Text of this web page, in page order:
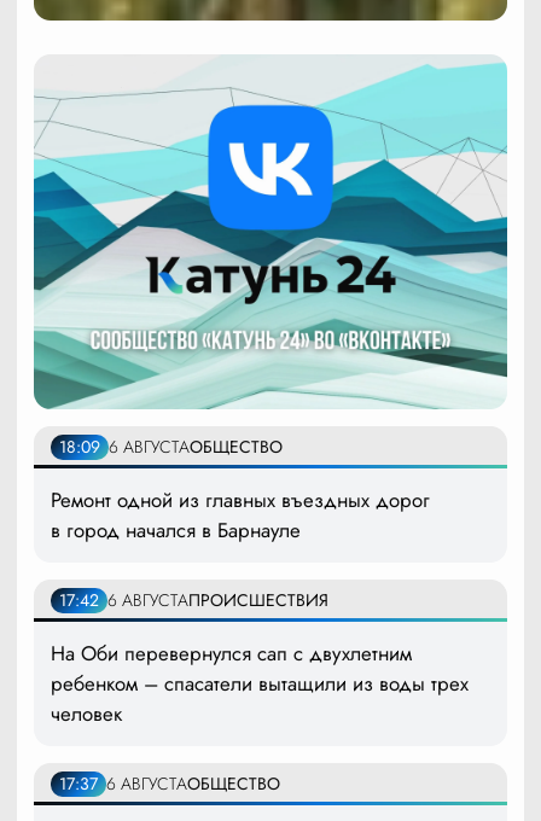
18:09 6 АВГУСТАОБЩЕСТВО
Ремонт одной из главных въездных дорог
в город начался в Барнауле
17:42 6 АВГУСТАПРОИСШЕСТВИЯ
На Оби перевернулся сап с двухлетним
ребенком – спасатели вытащили из воды трех
человек
17:37 6 АВГУСТАОБЩЕСТВО